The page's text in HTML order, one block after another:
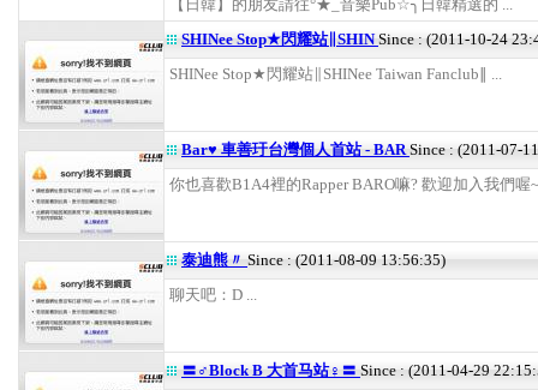
【日韓】的朋友請往°★_音樂Pub☆╮日韓精選的 ...
SHINee Stop★閃耀站∥SHINSince : (2011-10-24
SHINee Stop★閃耀站∥SHINee Taiwan Fanclub∥ ...
Bar♥ 車善玗台灣個人首站 - BARSince : (2011-07-
你也喜歡B1A4裡的Rapper BARO嘛? 歡迎加入我們喔
泰迪熊〃 Since : (2011-08-09 13:56:35)
聊天吧：D ...
〓♂Block B 大首马站♀〓 Since : (2011-04-29